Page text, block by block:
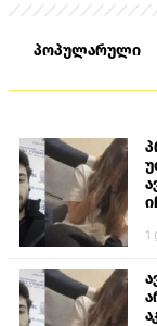
პოპულარული
1